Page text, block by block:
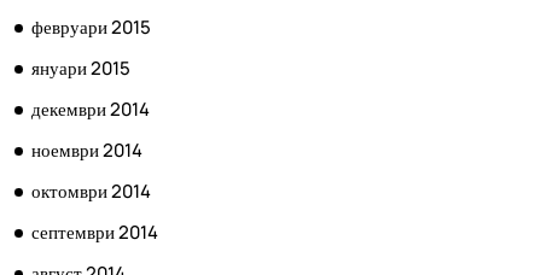
февруари 2015
януари 2015
декември 2014
ноември 2014
октомври 2014
септември 2014